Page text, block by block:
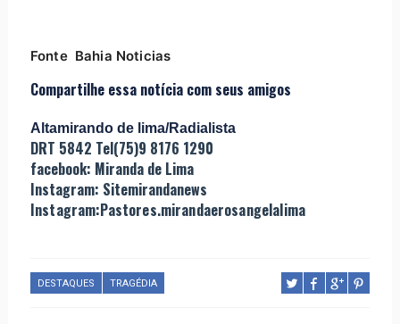
Fonte Bahia Noticias
Compartilhe essa notícia com seus amigos
Altamirando de lima/Radialista
DRT 5842 Tel(75)9 8176 1290
facebook: Miranda de Lima
Instagram: Sitemirandanews
Instagram:Pastores.mirandaerosangelalima
DESTAQUES TRAGÉDIA